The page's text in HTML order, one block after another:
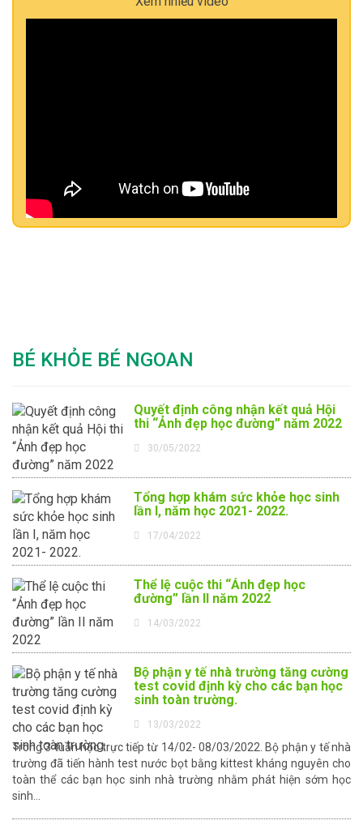
BÉ KHỎE BÉ NGOAN
Quyết định công nhận kết quả Hội
thi “Ảnh đẹp học đường” năm 2022
30/05/2022
Tổng hợp khám sức khỏe học sinh
lần I, năm học 2021- 2022.
17/04/2022
Thể lệ cuộc thi “Ảnh đẹp học
đường” lần II năm 2022
14/03/2022
Bộ phận y tế nhà trường tăng cường
test covid định kỳ cho các bạn học
sinh toàn trường.
13/03/2022
Trong 3 tuần học trực tiếp từ 14/02- 08/03/2022. Bộ phận y tế nhà
trường đã tiến hành test nước bọt bằng kittest kháng nguyên cho
toàn thể các bạn học sinh nhà trường nhằm phát hiện sớm học
sinh...